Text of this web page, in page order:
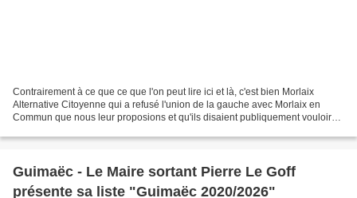
Contrairement à ce que ce que l'on peut lire ici et là, c'est bien Morlaix
Alternative Citoyenne qui a refusé l'union de la gauche avec Morlaix en
Commun que nous leur proposions et qu'ils disaient publiquement vouloir
Guimaëc - Le Maire sortant Pierre Le Goff
présente sa liste "Guimaëc 2020/2026"